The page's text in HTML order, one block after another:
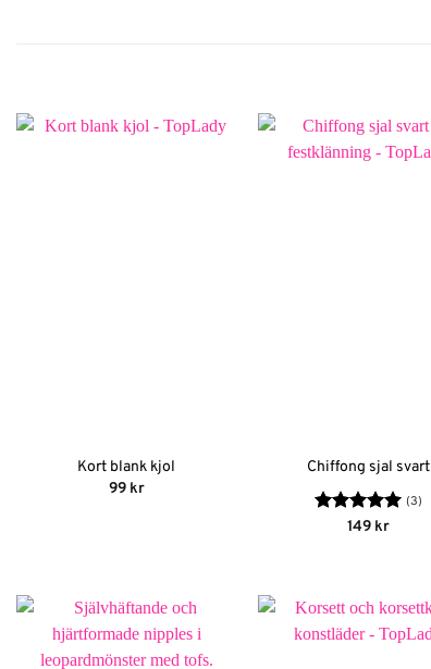
Kort blank kjol
99 kr
Chiffong sjal svart
Betygsatt5
(3)
149 kr